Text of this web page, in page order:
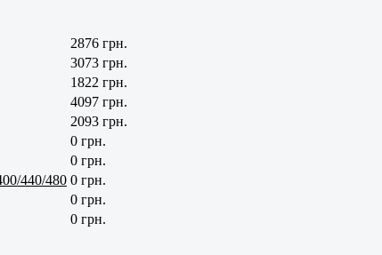
2876 грн.
3073 грн.
1822 грн.
4097 грн.
2093 грн.
0 грн.
0 грн.
440/480 0 грн.
0 грн.
0 грн.